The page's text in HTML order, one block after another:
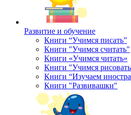
Развитие и обучение
Книги “Учимся писать”
Книги "Учимся считать"
Книги «Учимся читать»
Книги "Учимся
Книги “Изучаем
Книги "Развивашки"